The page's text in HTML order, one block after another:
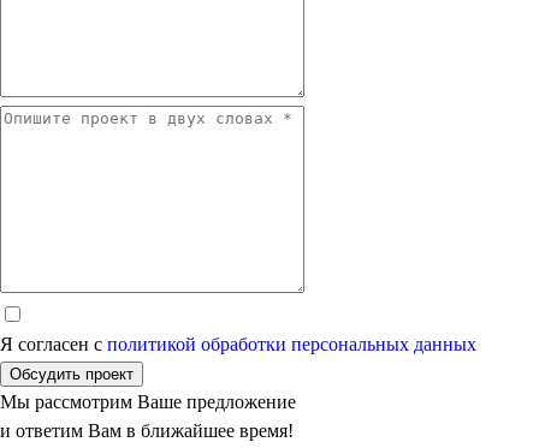
Я согласен с политикой обработки персональных данных
Обсудить проект
Мы рассмотрим Ваше предложение
и ответим Вам в ближайшее время!